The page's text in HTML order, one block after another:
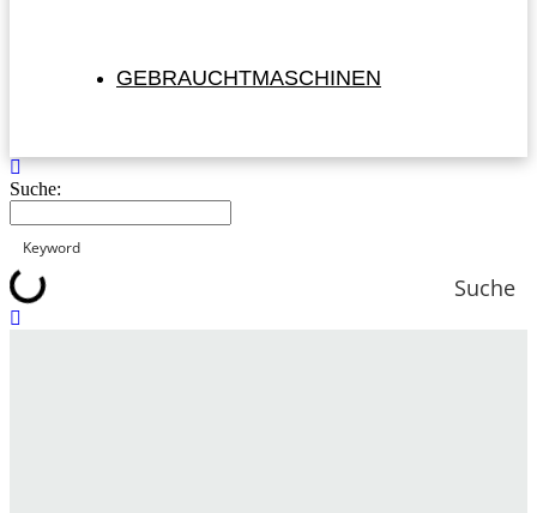
GEBRAUCHTMASCHINEN
Suche:
Suche